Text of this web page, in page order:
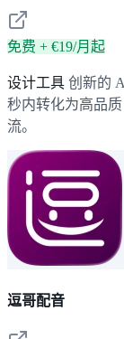
免费 + €19/月起
设计工具 创新的
秒内转化为高品
流。
逗哥配音